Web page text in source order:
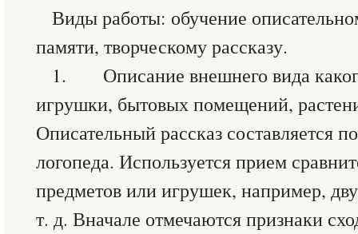
Виды работы: обучение
памяти, творческому рассказу.
1. Описание внешнего вида
игрушки, бытовых помещений,
Описательный рассказ составляется
логопеда. Используется прием
предметов или игрушек, например,
т. д. Вначале отмечаются признаки